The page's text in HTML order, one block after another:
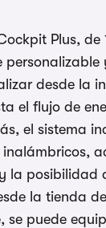
Plus, de
personalizable
desde la
el flujo de
el sistema
la posibilidad
la tienda
se puede